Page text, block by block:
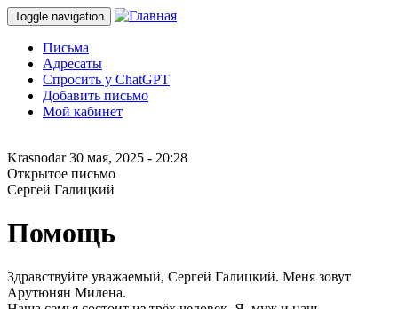
Toggle navigation
Письма
Адресаты
Спросить у ChatGPT
Добавить письмо
Мой кабинет
Krasnodar30 мая, 2025 - 20:28
Открытое письмо
Сергей Галицкий
Помощь
Здравствуйте уважаемый, Сергей Галицкий. Меня зовут
Арутюнян Милена.